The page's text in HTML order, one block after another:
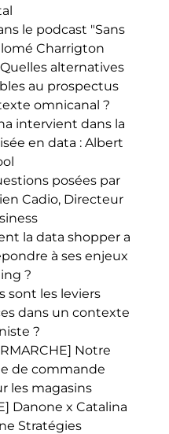
le podcast "Sans
Charrigton
Quelles alternatives
au prospectus
omnicanal ?
intervient dans la
en data : Albert
posées par
Cadio, Directeur
la data shopper a
à ses enjeux
?
sont les leviers
dans un contexte
?
Notre
de commande
les magasins
Danone x Catalina
Stratégies